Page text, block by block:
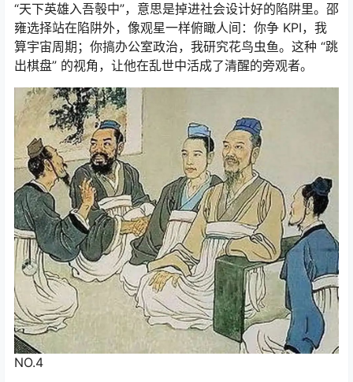
“天下英雄入吾彀中”，意思是掉进社会设计好的陷阱里。邵
雍选择站在陷阱外，像观星一样俯瞰人间：你争 KPI，我
算宇宙周期；你搞办公室政治，我研究花鸟虫鱼。这种 “跳
出棋盘” 的视角，让他在乱世中活成了清醒的旁观者。
NO.4